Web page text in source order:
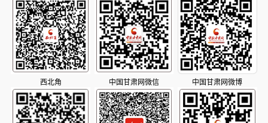
西北角 中国甘肃网微信 中国甘肃网微博